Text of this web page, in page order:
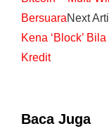
BersuaraNext
Kena ‘Block’
Kredit
Baca Juga